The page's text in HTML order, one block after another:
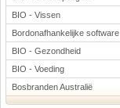
BIO - Vissen
Bordonafhankelijke software
BIO - Gezondheid
BIO - Voeding
Bosbranden Australië